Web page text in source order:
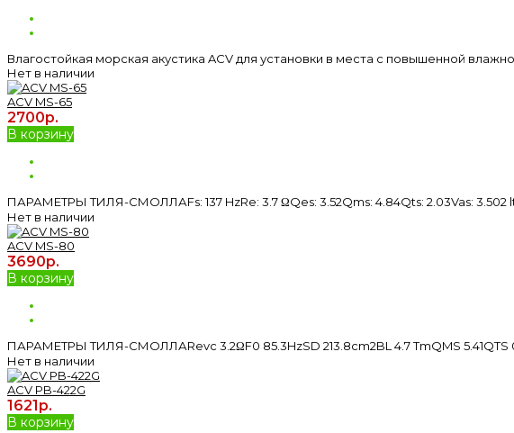
Влагостойкая морская акустика ACV для установки в места с повышенной
Нет в наличии
ACV MS-65
2700р.
В корзину
ПАРАМЕТРЫ ТИЛЯ-СМОЛЛАFs: 137 HzRe: 3.7 ΩQes: 3.52Qms: 4.84Qts: 2.03Vas: 3.502
Нет в наличии
ACV MS-80
3690р.
В корзину
ПАРАМЕТРЫ ТИЛЯ-СМОЛЛАRevc 3.2ΩF0 85.3HzSD 213.8cm2BL 4.7 TmQMS 5.41QTS
Нет в наличии
ACV PB-422G
1621р.
В корзину